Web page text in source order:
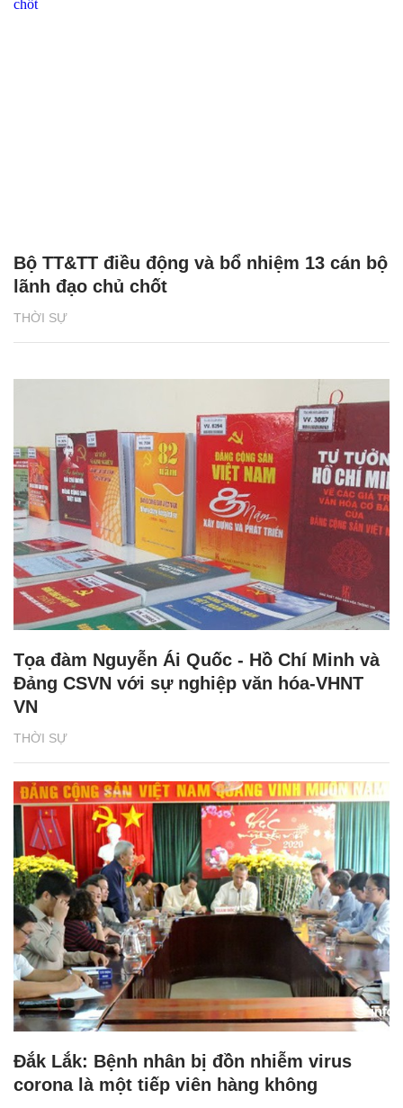
THỜI SỰ
Bộ TT&TT điều động và bổ nhiệm 13 cán bộ
lãnh đạo chủ chốt
THỜI SỰ
Tọa đàm Nguyễn Ái Quốc - Hồ Chí Minh và
Đảng CSVN với sự nghiệp văn hóa-VHNT
VN
Đắk Lắk: Bệnh nhân bị đồn nhiễm virus
corona là một tiếp viên hàng không